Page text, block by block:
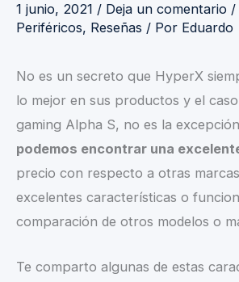
1 junio, 2021 / Deja un comentario /
Periféricos, Reseñas / Por Eduardo
No es un secreto que HyperX
lo mejor en sus productos y el
gaming Alpha S, no es la
podemos encontrar una
precio con respecto a otras
excelentes características o
comparación de otros modelos o
Te comparto algunas de estas